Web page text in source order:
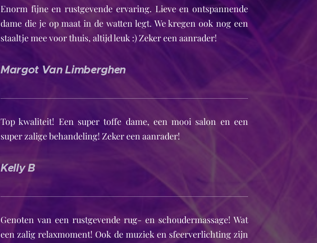
Enorm fijne en rustgevende ervaring. Lieve en ontspannende
dame die je op maat in de watten legt. We kregen ook nog een
staaltje mee voor thuis, altijd leuk :) Zeker een aanrader!
Margot Van Limberghen
Top kwaliteit! Een super toffe dame, een mooi salon en een
super zalige behandeling! Zeker een aanrader!
Kelly B
Genoten van een rustgevende rug- en schoudermassage! Wat
een zalig relaxmoment! Ook de muziek en sfeerverlichting zijn